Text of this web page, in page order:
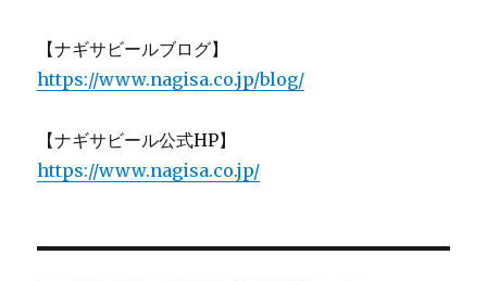
【ナギサビールブログ】
https://www.nagisa.co.jp/blog/
【ナギサビール公式HP】
https://www.nagisa.co.jp/